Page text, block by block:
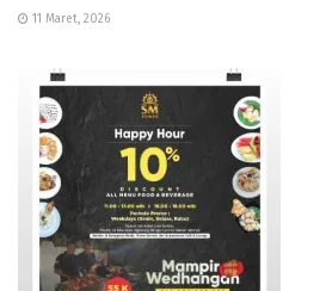
11 Maret, 2026